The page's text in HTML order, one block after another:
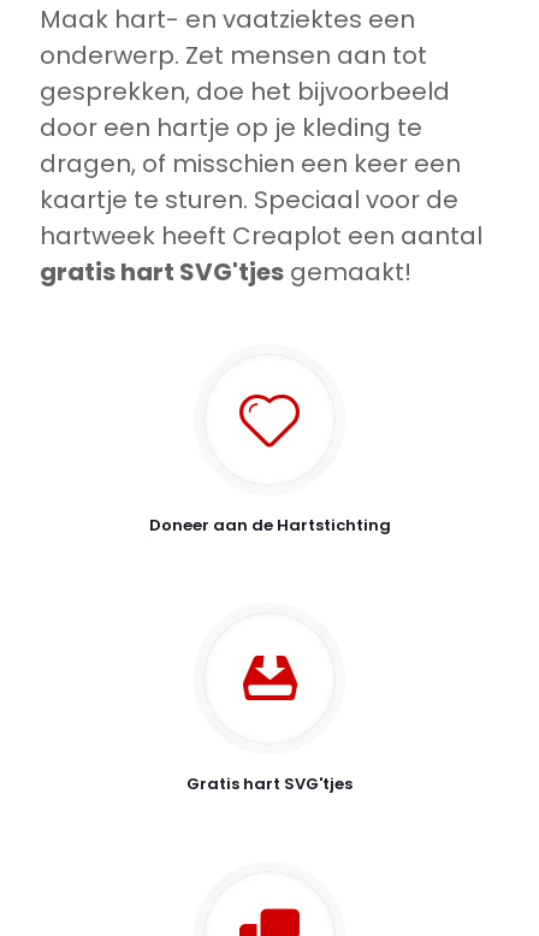
Maak hart- en vaatziektes een
onderwerp. Zet mensen aan tot
gesprekken, doe het bijvoorbeeld
door een hartje op je kleding te
dragen, of misschien een keer een
kaartje te sturen. Speciaal voor de
hartweek heeft Creaplot een aantal
gratis hart SVG'tjes gemaakt!
Doneer aan de Hartstichting
Gratis hart SVG'tjes